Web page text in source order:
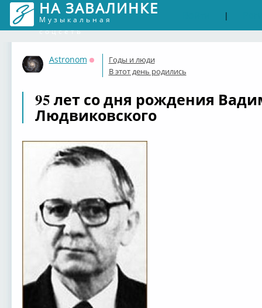
НА ЗАВАЛИНКЕ
Музыкальная
соцсеть
|
Astronom
Оффлайн
Годы и люди
В этот день родились
95 лет со дня рождения
Людвиковского